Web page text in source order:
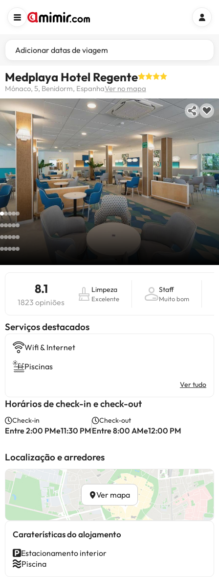
Adicionar datas de viagem
Medplaya Hotel Regente
Mónaco, 5, Benidorm, EspanhaVer no mapa
8.1
1823 opiniões
Limpeza
Excelente
Staff
Muito bom
Serviços destacados
Wifi & Internet
Piscinas
Ver tudo
Horários de check-in e check-out
Check-in
Entre 2:00 PMe11:30 PM
Check-out
Entre 8:00 AMe12:00 PM
Localização e arredores
Ver mapa
Caraterísticas do alojamento
Estacionamento interior
Piscina